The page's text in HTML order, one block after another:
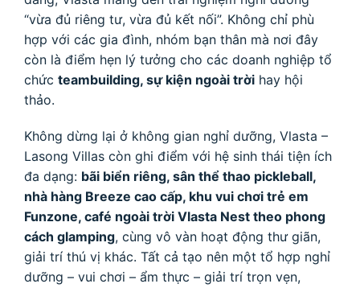
“vừa đủ riêng tư, vừa đủ kết nối”. Không chỉ phù
hợp với các gia đình, nhóm bạn thân mà nơi đây
còn là điểm hẹn lý tưởng cho các doanh nghiệp tổ
chức teambuilding, sự kiện ngoài trời hay hội
thảo.
Không dừng lại ở không gian nghỉ dưỡng, Vlasta –
Lasong Villas còn ghi điểm với hệ sinh thái tiện ích
đa dạng: bãi biển riêng, sân thể thao pickleball,
nhà hàng Breeze cao cấp, khu vui chơi trẻ em
Funzone, café ngoài trời Vlasta Nest theo phong
cách glamping, cùng vô vàn hoạt động thư giãn,
giải trí thú vị khác. Tất cả tạo nên một tổ hợp nghỉ
dưỡng – vui chơi – ẩm thực – giải trí trọn vẹn,